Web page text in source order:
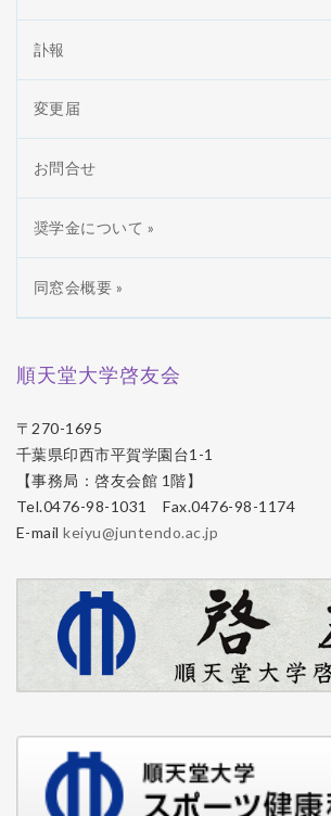
訃報
変更届
お問合せ
奨学金について »
同窓会概要 »
順天堂大学啓友会
〒270-1695
千葉県印西市平賀学園台1-1
【事務局：啓友会館 1階】
Tel.0476-98-1031 Fax.0476-98-1174
E-mailkeiyu@juntendo.ac.jp